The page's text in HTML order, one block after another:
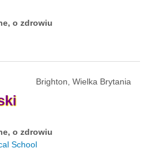
o zdrowiu
Brighton, Wielka Brytania
o zdrowiu
School